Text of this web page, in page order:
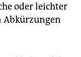
oder leichter
Abkürzungen